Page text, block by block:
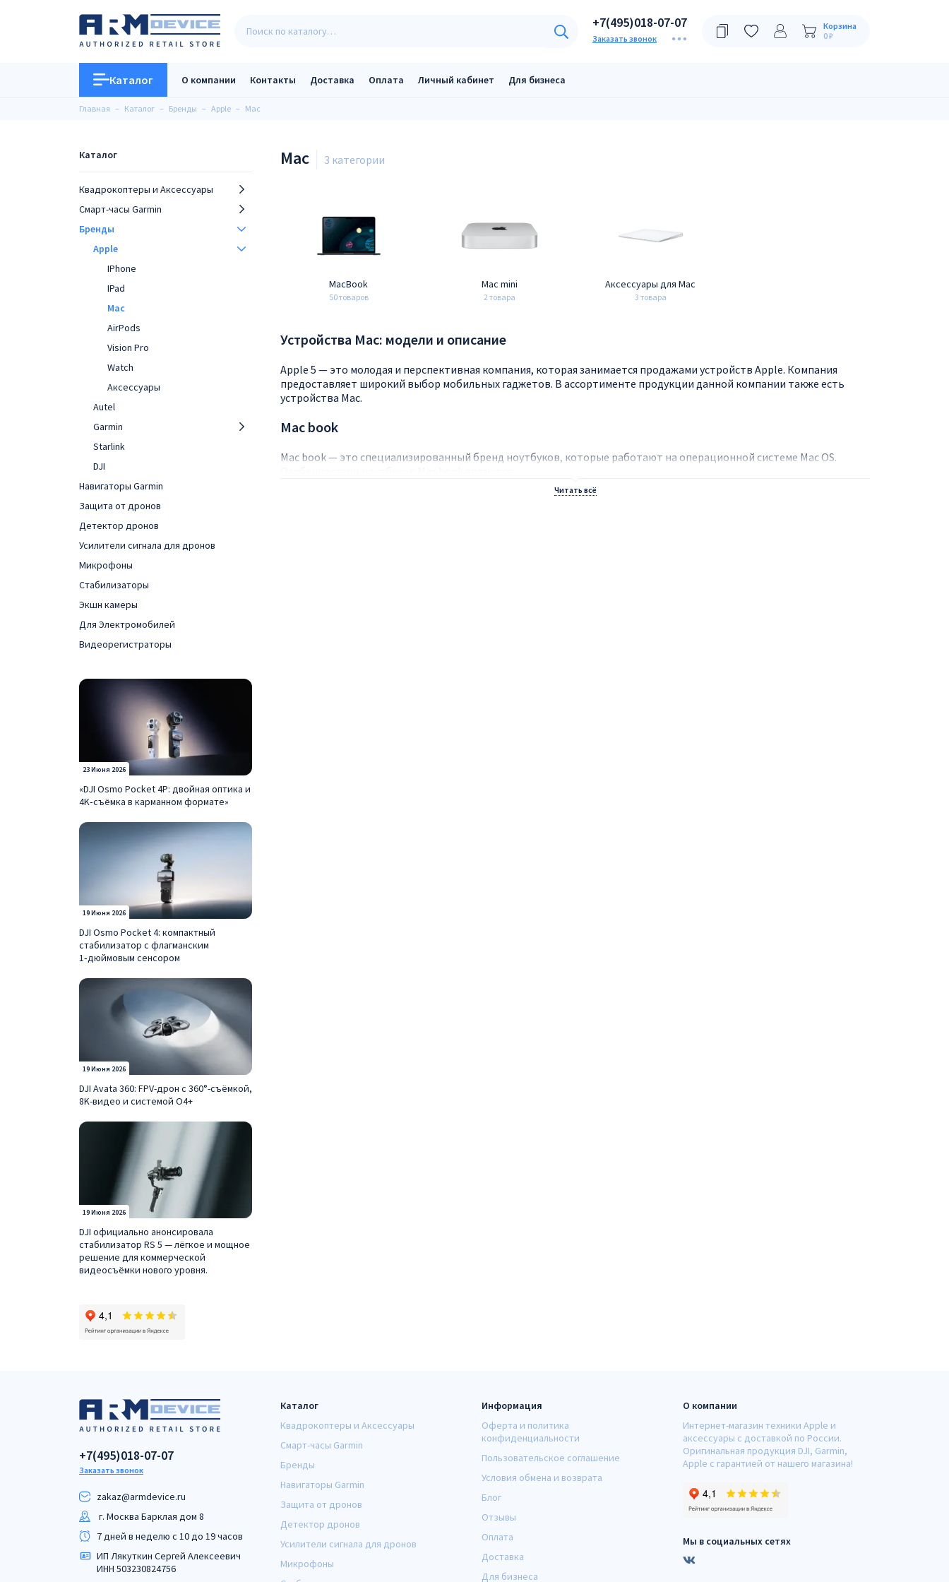
+7(495)018-07-07
Заказать звонок
Корзина
0 ₽
Каталог О компании Контакты Доставка Оплата Личный кабинет Для бизнеса
Главная Каталог Бренды Apple Mac
Каталог
Квадрокоптеры и Аксессуары
Смарт-часы Garmin
Бренды
Apple
IPhone
IPad
Mac
AirPods
Vision Pro
Watch
Аксессуары
Autel
Garmin
Starlink
DJI
Навигаторы Garmin
Защита от дронов
Детектор дронов
Усилители сигнала для дронов
Микрофоны
Стабилизаторы
Экшн камеры
Для Электромобилей
Видеорегистраторы
23 Июня 2026
«DJI Osmo Pocket 4P: двойная оптика и
4K‑съёмка в карманном формате»
19 Июня 2026
DJI Osmo Pocket 4: компактный
стабилизатор с флагманским
1‑дюймовым сенсором
19 Июня 2026
DJI Avata 360: FPV-дрон с 360°-съёмкой,
8K-видео и системой O4+
19 Июня 2026
DJI официально анонсировала
стабилизатор RS 5 — лёгкое и мощное
решение для коммерческой
видеосъёмки нового уровня.
Mac
MacBook
50 товаров
Mac mini
2 товара
Аксессуары для Mac
3 товара
Устройства Mac: модели и описание
Apple 5 — это молодая и перспективная компания, которая занимается продажами устройств Apple. Компания
предоставляет широкий выбор мобильных гаджетов. В ассортименте продукции данной компании также есть
устройства Mac.
Mac book
Mac book — это специализированный бренд ноутбуков, которые работают на операционной системе Mac OS.
+7(495)018-07-07
Заказать звонок
zakaz@armdeviсe.ru
г. Москва Барклая дом 8
7 дней в неделю с 10 до 19 часов
ИП Лякуткин Сергей Алексеевич
ИНН 503230824756
Каталог
Квадрокоптеры и Аксессуары
Смарт-часы Garmin
Бренды
Навигаторы Garmin
Защита от дронов
Детектор дронов
Усилители сигнала для дронов
Микрофоны
Информация
Оферта и политика
конфиденциальности
Пользовательское соглашение
Условия обмена и возврата
Блог
Отзывы
Оплата
Доставка
Для бизнеса
О компании
Интернет-магазин техники Apple и
аксессуары с доставкой по России.
Оригинальная продукция DJI, Garmin,
Apple с гарантией от нашего магазина!
Мы в социальных сетях